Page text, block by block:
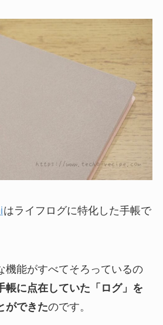
はライフログに特化した手帳で
機能がすべてそろっているの
帳に点在していた「ログ」を
ができたのです。